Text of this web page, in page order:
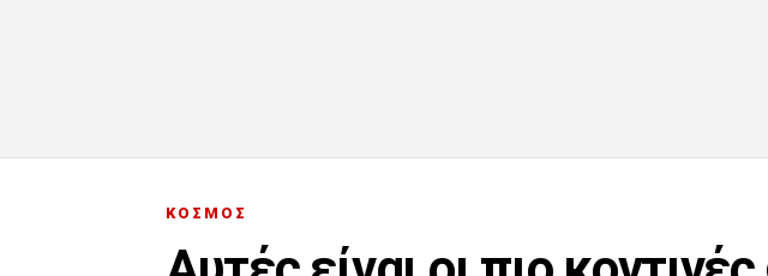
ΚΟΣΜΟΣ